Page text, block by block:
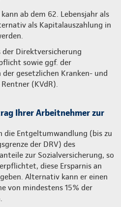
ab dem 62. Lebensjahr als
als Kapitalauszahlung in
der Direktversicherung
sowie ggf. der
gesetzlichen Kranken- und
(KVdR).
Ihrer Arbeitnehmer zur
die Entgeltumwandlung (bis zu
der DRV) des
zur Sozialversicherung, so
diese Ersparnis an
Alternativ kann er einen
von mindestens 15% der